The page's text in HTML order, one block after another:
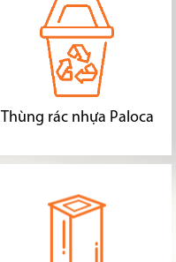
Thùng rác nhựa Paloca